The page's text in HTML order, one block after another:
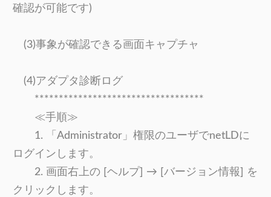
確認が可能です)
(3)事象が確認できる画面キャプチャ
(4)アダプタ診断ログ
***********************************
≪手順≫
1. 「Administrator」権限のユーザでnetLDに
ログインします。
2. 画面右上の [ヘルプ] → [バージョン情報] を
クリックします。